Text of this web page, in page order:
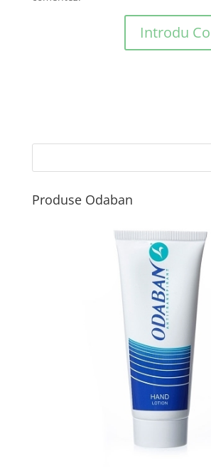
Produse Odaban